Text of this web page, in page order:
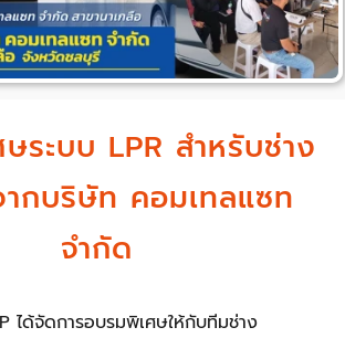
ระบบ LPR สำหรับช่าง
กบริษัท คอมเทลแซท
จำกัด
ได้จัดการอบรมพิเศษให้กับทีมช่าง